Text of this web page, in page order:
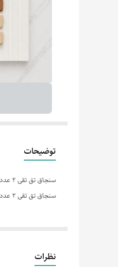
توضیحات
سنجاق تق تقی ۲ عددی
سنجاق تق تقی ۲ عددی محصولی کاربردی برای نگهداری موها است. این سنجاق‌ها در فروشگاه آرایشی شیک عرضه می‌شوند.
نظرات